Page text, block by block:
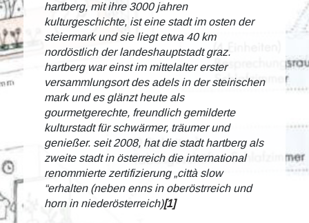
hartberg, mit ihre 3000 jahren
kulturgeschichte, ist eine stadt im osten der
steiermark und sie liegt etwa 40 km
nordöstlich der landeshauptstadt graz.
hartberg war einst im mittelalter erster
versammlungsort des adels in der steirischen
mark und es glänzt heute als
gourmetgerechte, freundlich gemilderte
kulturstadt für schwärmer, träumer und
genießer. seit 2008, hat die stadt hartberg als
zweite stadt in österreich die international
renommierte zertifizierung „città slow
“erhalten (neben enns in oberöstrreich und
horn in niederösterreich)[1]